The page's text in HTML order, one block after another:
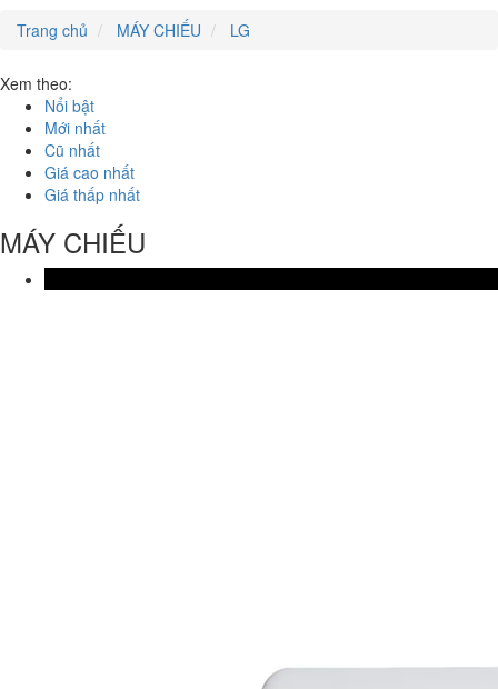
Trang chủ
MÁY CHIẾU LG
Xem theo:
Nổi bật
Mới nhất
Cũ nhất
Giá cao nhất
Giá thấp nhất
MÁY CHIẾU